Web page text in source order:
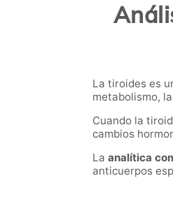
La tiroides es
metabolismo,
Cuando la
cambios
La analítica
anticuerpos